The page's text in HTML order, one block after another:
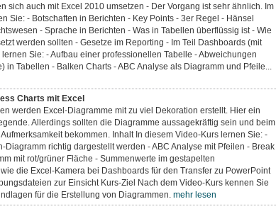
sich auch mit Excel 2010 umsetzen - Der Vorgang ist sehr ähnlich. Im
Sie: - Botschaften in Berichten - Key Points - 3er Regel - Hänsel
- Sprache in Berichten - Was in Tabellen überflüssig ist - Wie
werden sollten - Gesetze im Reporting - Im Teil Dashboards (mit
Sie: - Aufbau einer professionellen Tabelle - Abweichungen
in Tabellen - Balken Charts - ABC Analyse als Diagramm und Pfeile...
Charts mit Excel
werden Excel-Diagramme mit zu viel Dekoration erstellt. Hier ein
Allerdings sollten die Diagramme aussagekräftig sein und beim
bekommen. Inhalt In diesem Video-Kurs lernen Sie: -
Diagramm richtig dargestellt werden - ABC Analyse mit Pfeilen - Break
mit rot/grüner Fläche - Summenwerte im gestapelten
die Excel-Kamera bei Dashboards für den Transfer zu PowerPoint
zur Einsicht Kurs-Ziel Nach dem Video-Kurs kennen Sie
für die Erstellung von Diagrammen. mehr lesen